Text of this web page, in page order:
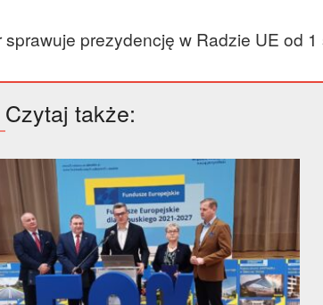
sprawuje prezydencję w Radzie UE od
Czytaj także: